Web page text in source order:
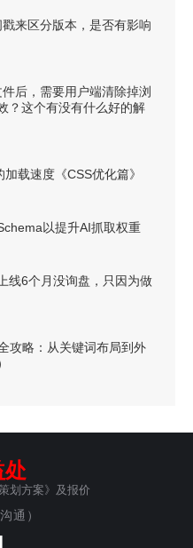
来区分版本，是否有影响
后，需要用户端清除掉浏
？这个有没有什么好的解
载速度《CSS优化篇》
以提升AI抓取权重
线6个月没询盘，只因为做
攻略：从关键词布局到外
处
划方案》及报价
通）